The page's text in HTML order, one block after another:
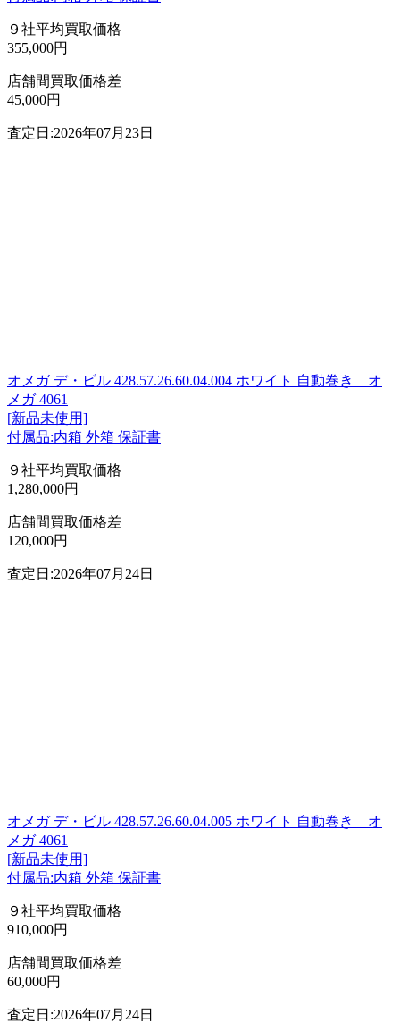
９社平均買取価格
355,000円
店舗間買取価格差
45,000円
査定日:2026年07月23日
オメガ デ・ビル 428.57.26.60.04.004 ホワイト 自動巻き オ
メガ 4061
[新品未使用]
付属品:内箱 外箱 保証書
９社平均買取価格
1,280,000円
店舗間買取価格差
120,000円
査定日:2026年07月24日
オメガ デ・ビル 428.57.26.60.04.005 ホワイト 自動巻き オ
メガ 4061
[新品未使用]
付属品:内箱 外箱 保証書
９社平均買取価格
910,000円
店舗間買取価格差
60,000円
査定日:2026年07月24日